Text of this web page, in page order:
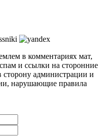
в комментариях мат,
и ссылки на сторонние
сторону администрации и
нарушающие правила